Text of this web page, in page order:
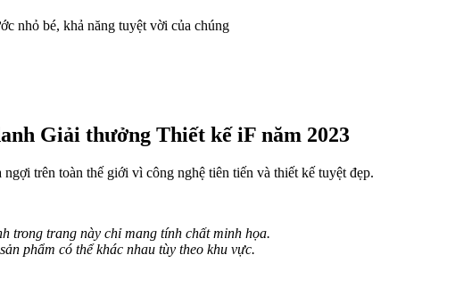
nhỏ bé, khả năng tuyệt vời của chúng
Giải thưởng Thiết kế iF năm 2023
trên toàn thế giới vì công nghệ tiên tiến và thiết kế tuyệt đẹp.
trong trang này chỉ mang tính chất minh họa.
phẩm có thể khác nhau tùy theo khu vực.